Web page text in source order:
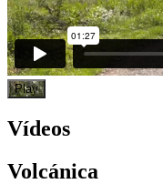
Play
Vídeos
Volcánica